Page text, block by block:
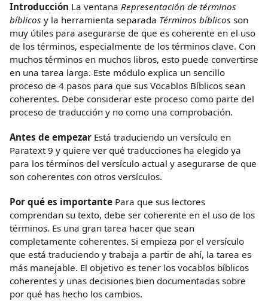
Introducción La ventana Representación de términos
bíblicos y la herramienta separada Términos bíblicos son
muy útiles para asegurarse de que es coherente en el uso
de los términos, especialmente de los términos clave. Con
muchos términos en muchos libros, esto puede convertirse
en una tarea larga. Este módulo explica un sencillo
proceso de 4 pasos para que sus Vocablos Bíblicos sean
coherentes. Debe considerar este proceso como parte del
proceso de traducción y no como una comprobación.
Antes de empezar Está traduciendo un versículo en
Paratext 9 y quiere ver qué traducciones ha elegido ya
para los términos del versículo actual y asegurarse de que
son coherentes con otros versículos.
Por qué es importante Para que sus lectores
comprendan su texto, debe ser coherente en el uso de los
términos. Es una gran tarea hacer que sean
completamente coherentes. Si empieza por el versículo
que está traduciendo y trabaja a partir de ahí, la tarea es
más manejable. El objetivo es tener los vocablos bíblicos
coherentes y unas decisiones bien documentadas sobre
por qué has hecho los cambios.